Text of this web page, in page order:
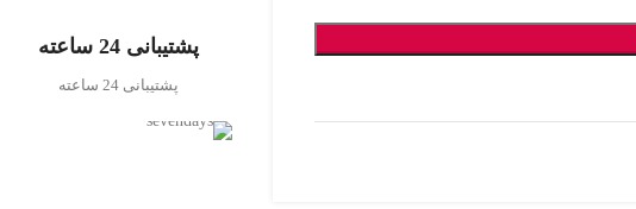
پشتیبانی 24 ساعته
پشتیبانی 24 ساعته